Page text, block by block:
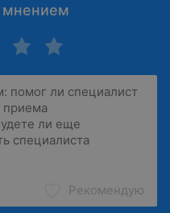
мнением
Рекомендую